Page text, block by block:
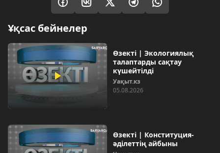
Ұқсас бейнелер
Өзекті | Экологиялық
талаптарды сақтау
күшейтілді
Уақыт.кз
05.08.2026
Өзекті | Конституция-
әділеттің айбыны